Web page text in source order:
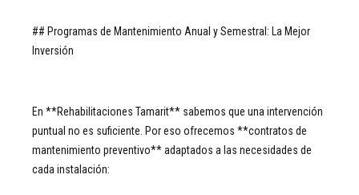
## Programas de Mantenimiento Anual y Semestral: La Mejor
Inversión
En **Rehabilitaciones Tamarit** sabemos que una intervención
puntual no es suficiente. Por eso ofrecemos **contratos de
mantenimiento preventivo** adaptados a las necesidades de
cada instalación: